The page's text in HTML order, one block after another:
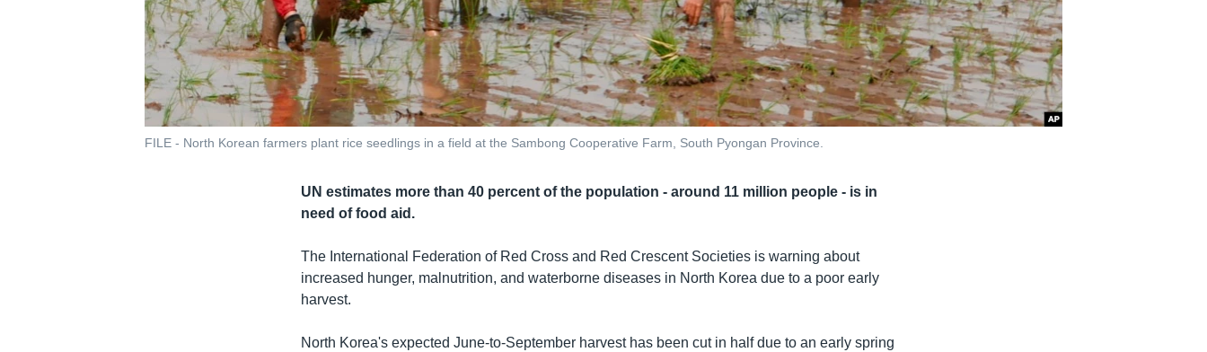
FILE - North Korean farmers plant rice seedlings in a field at the Sambong Cooperative Farm, South Pyongan Province.
UN estimates more than 40 percent of the population - around 11 million people - is in
need of food aid.
The International Federation of Red Cross and Red Crescent Societies is warning about
increased hunger, malnutrition, and waterborne diseases in North Korea due to a poor early
harvest.
North Korea's expected June-to-September harvest has been cut in half due to an early spring